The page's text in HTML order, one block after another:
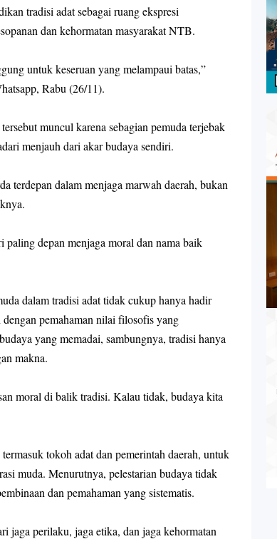
tradisi adat sebagai ruang ekspresi
dan kehormatan masyarakat NTB.
untuk keseruan yang melampaui batas,”
Rabu (26/11).
muncul karena sebagian pemuda terjebak
menjauh dari akar budaya sendiri.
terdepan dalam menjaga marwah daerah, bukan
paling depan menjaga moral dan nama baik
dalam tradisi adat tidak cukup hanya hadir
pemahaman nilai filosofis yang
yang memadai, sambungnya, tradisi hanya
makna.
moral di balik tradisi. Kalau tidak, budaya kita
tokoh adat dan pemerintah daerah, untuk
muda. Menurutnya, pelestarian budaya tidak
dan pemahaman yang sistematis.
jaga perilaku, jaga etika, dan jaga kehormatan